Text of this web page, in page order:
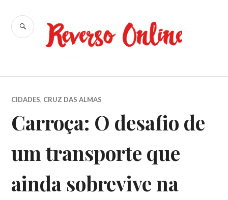
para
conteúdo
Reverso
BUSCA
CIDADES, CRUZ DAS ALMAS
Carroça: O desafio de
um transporte que
ainda sobrevive na